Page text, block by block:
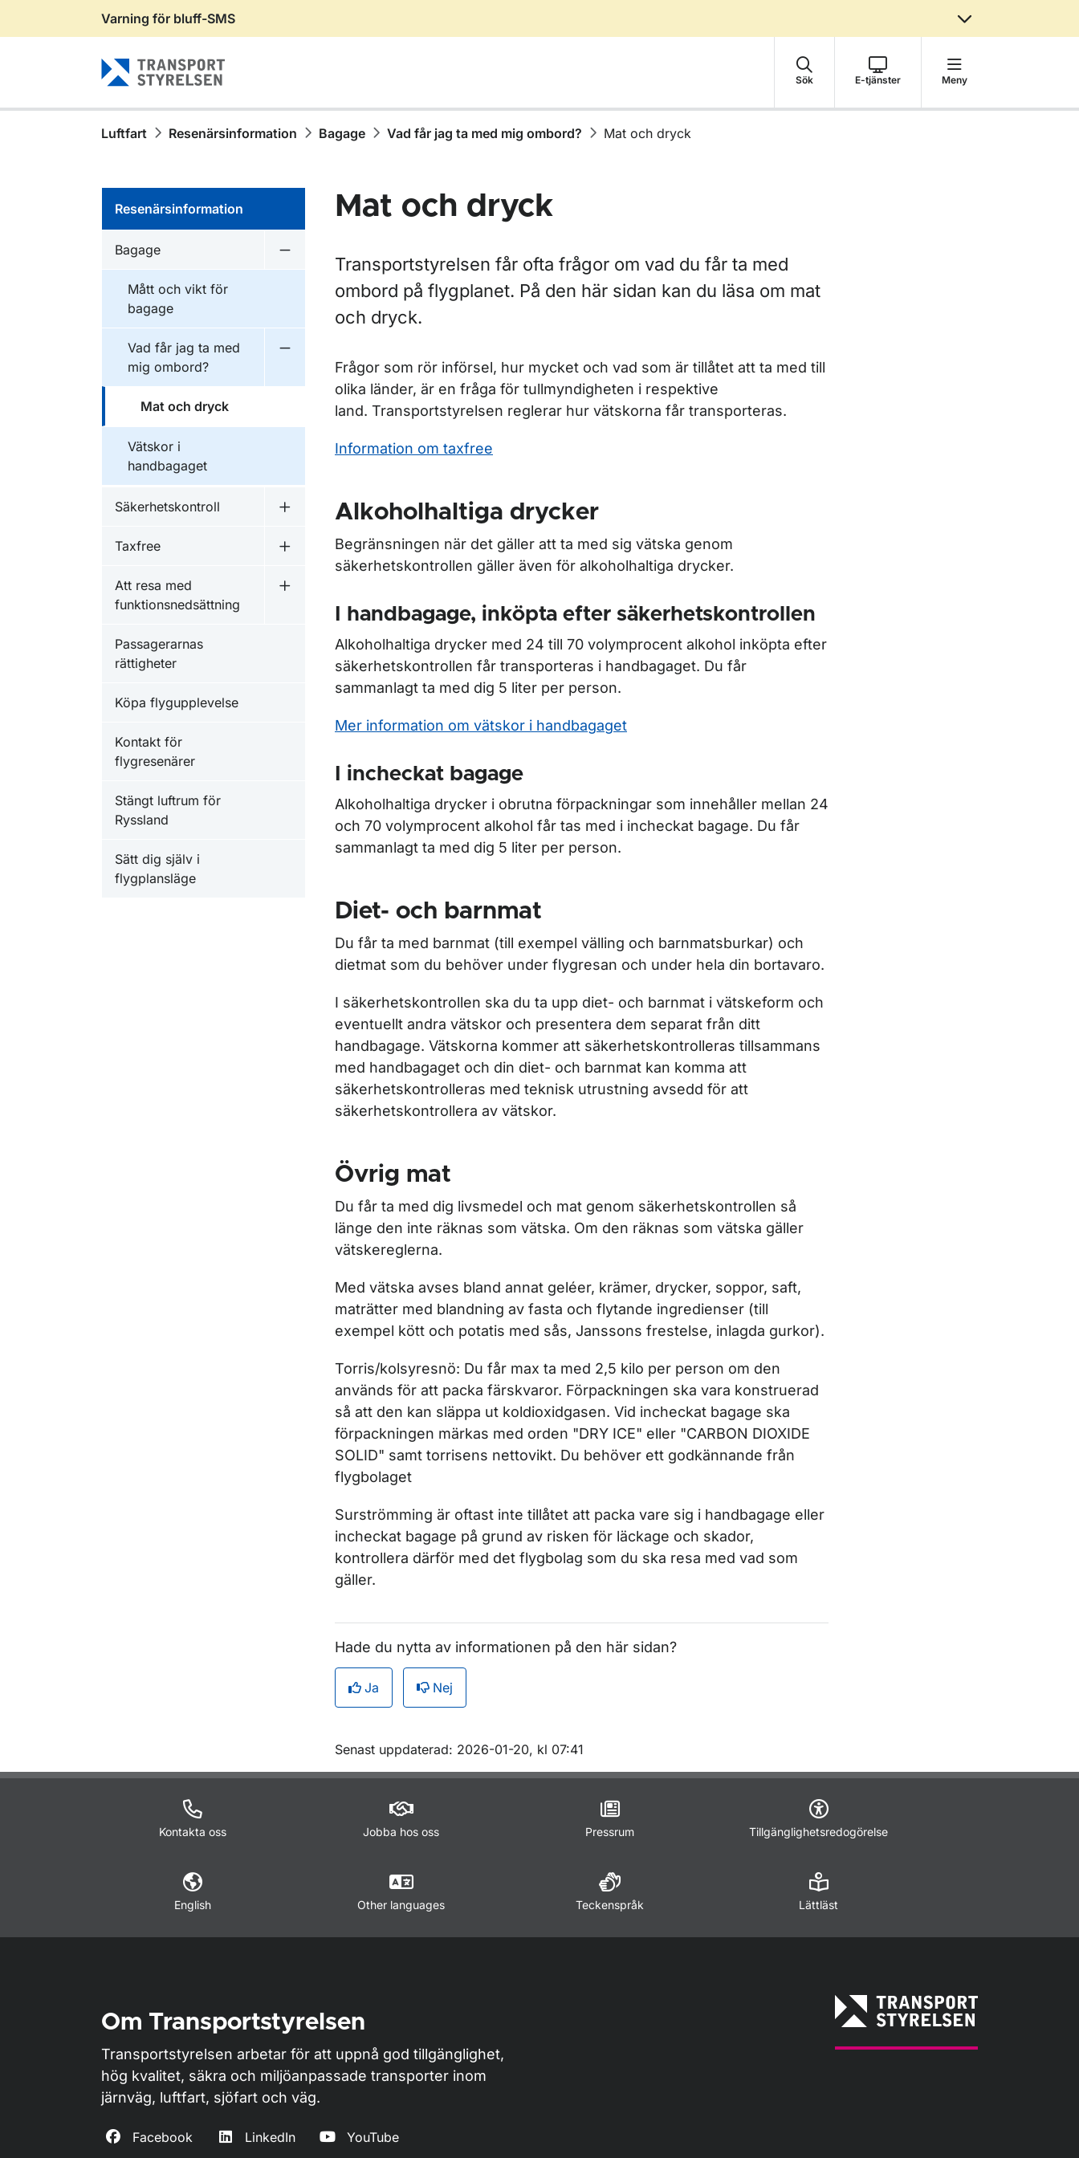
Gå till sidans innehåll
Varning för bluff-SMS
Sök E-tjänster Meny
Luftfart Resenärsinformation Bagage Vad får jag ta med mig ombord? Mat och dryck
Resenärsinformation
Bagage
Undermeny för Bagage
Mått och vikt för
bagage
Vad får jag ta med
mig ombord?
Undermeny för Vad får jag ta med mig ombord?
Mat och dryck
Vätskor i
handbagaget
Säkerhetskontroll
Undermeny för Säkerhetskontroll
Taxfree
Undermeny för Taxfree
Att resa med
funktionsnedsättning
Undermeny för Att resa med funktionsnedsättning
Passagerarnas
rättigheter
Köpa flygupplevelse
Kontakt för
flygresenärer
Stängt luftrum för
Ryssland
Sätt dig själv i
flygplansläge
Mat och dryck
Transportstyrelsen får ofta frågor om vad du får ta med
ombord på flygplanet. På den här sidan kan du läsa om mat
och dryck.
Frågor som rör införsel, hur mycket och vad som är tillåtet att ta med till
olika länder, är en fråga för tullmyndigheten i respektive
land. Transportstyrelsen reglerar hur vätskorna får transporteras.
Information om taxfree
Alkoholhaltiga drycker
Begränsningen när det gäller att ta med sig vätska genom
säkerhetskontrollen gäller även för alkoholhaltiga drycker.
I handbagage, inköpta efter säkerhetskontrollen
Alkoholhaltiga drycker med 24 till 70 volymprocent alkohol inköpta efter
säkerhetskontrollen får transporteras i handbagaget. Du får
sammanlagt ta med dig 5 liter per person.
Mer information om vätskor i handbagaget
I incheckat bagage
Alkoholhaltiga drycker i obrutna förpackningar som innehåller mellan 24
och 70 volymprocent alkohol får tas med i incheckat bagage. Du får
sammanlagt ta med dig 5 liter per person.
Diet- och barnmat
Du får ta med barnmat (till exempel välling och barnmatsburkar) och
dietmat som du behöver under flygresan och under hela din bortavaro.
I säkerhetskontrollen ska du ta upp diet- och barnmat i vätskeform och
eventuellt andra vätskor och presentera dem separat från ditt
handbagage. Vätskorna kommer att säkerhetskontrolleras tillsammans
med handbagaget och din diet- och barnmat kan komma att
säkerhetskontrolleras med teknisk utrustning avsedd för att
säkerhetskontrollera av vätskor.
Övrig mat
Du får ta med dig livsmedel och mat genom säkerhetskontrollen så
länge den inte räknas som vätska. Om den räknas som vätska gäller
vätskereglerna.
Med vätska avses bland annat geléer, krämer, drycker, soppor, saft,
maträtter med blandning av fasta och flytande ingredienser (till
exempel kött och potatis med sås, Janssons frestelse, inlagda gurkor).
Torris/kolsyresnö: Du får max ta med 2,5 kilo per person om den
används för att packa färskvaror. Förpackningen ska vara konstruerad
så att den kan släppa ut koldioxidgasen. Vid incheckat bagage ska
förpackningen märkas med orden "DRY ICE" eller "CARBON DIOXIDE
SOLID" samt torrisens nettovikt. Du behöver ett godkännande från
flygbolaget
Surströmming är oftast inte tillåtet att packa vare sig i handbagage eller
incheckat bagage på grund av risken för läckage och skador,
kontrollera därför med det flygbolag som du ska resa med vad som
gäller.
Hade du nytta av informationen på den här sidan?
Ja Nej
Om sidan
Senast uppdaterad: 2026-01-20, kl 07:41
Kontakta oss Jobba hos oss Pressrum Tillgänglighetsredogörelse
English Other languages Teckenspråk Lättläst
Om Transportstyrelsen
Transportstyrelsen arbetar för att uppnå god tillgänglighet,
hög kvalitet, säkra och miljöanpassade transporter inom
järnväg, luftfart, sjöfart och väg.
Facebook LinkedIn YouTube